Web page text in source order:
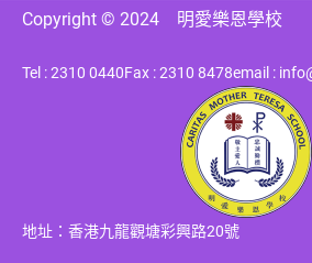
Copyright © 2024 明愛樂恩學校
Tel : 2310 0440Fax : 2310 8478email :
地址：香港九龍觀塘彩興路20號